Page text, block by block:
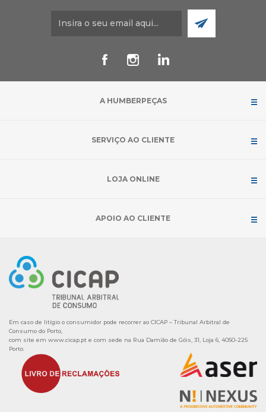
A HUMBERPEÇAS
SERVIÇO AO CLIENTE
LOJA ONLINE
APOIO AO CLIENTE
Em caso de litígio o consumidor pode recorrer ao CICAP – Tribunal Arbitral de
Consumo do Porto,
com site em www.cicap.pt e com sede na Rua Damião de Góis, 31, Loja 6, 4050-225
Porto.